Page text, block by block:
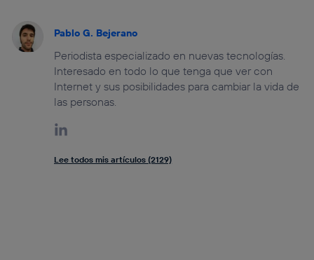
Pablo G. Bejerano
Periodista especializado en nuevas tecnologías.
Interesado en todo lo que tenga que ver con
Internet y sus posibilidades para cambiar la vida de
las personas.
Lee todos mis artículos (2129)